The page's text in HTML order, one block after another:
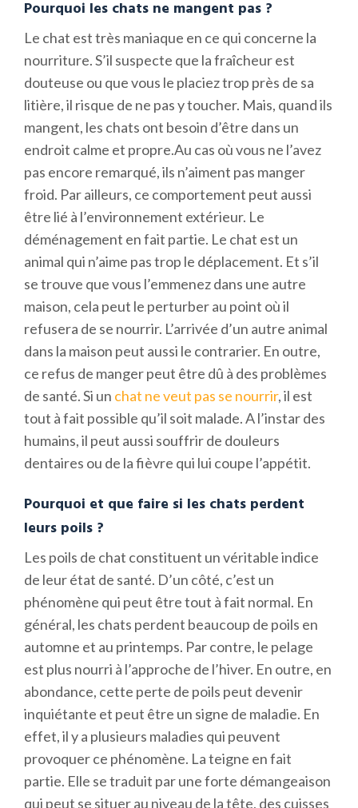
Pourquoi les chats ne mangent pas ?
Le chat est très maniaque en ce qui concerne la
nourriture. S’il suspecte que la fraîcheur est
douteuse ou que vous le placiez trop près de sa
litière, il risque de ne pas y toucher. Mais, quand ils
mangent, les chats ont besoin d’être dans un
endroit calme et propre.Au cas où vous ne l’avez
pas encore remarqué, ils n’aiment pas manger
froid. Par ailleurs, ce comportement peut aussi
être lié à l’environnement extérieur. Le
déménagement en fait partie. Le chat est un
animal qui n’aime pas trop le déplacement. Et s’il
se trouve que vous l’emmenez dans une autre
maison, cela peut le perturber au point où il
refusera de se nourrir. L’arrivée d’un autre animal
dans la maison peut aussi le contrarier. En outre,
ce refus de manger peut être dû à des problèmes
de santé. Si un chat ne veut pas se nourrir, il est
tout à fait possible qu’il soit malade. A l’instar des
humains, il peut aussi souffrir de douleurs
dentaires ou de la fièvre qui lui coupe l’appétit.
Pourquoi et que faire si les chats perdent
leurs poils ?
Les poils de chat constituent un véritable indice
de leur état de santé. D’un côté, c’est un
phénomène qui peut être tout à fait normal. En
général, les chats perdent beaucoup de poils en
automne et au printemps. Par contre, le pelage
est plus nourri à l’approche de l’hiver. En outre, en
abondance, cette perte de poils peut devenir
inquiétante et peut être un signe de maladie. En
effet, il y a plusieurs maladies qui peuvent
provoquer ce phénomène. La teigne en fait
partie. Elle se traduit par une forte démangeaison
qui peut se situer au niveau de la tête, des cuisses